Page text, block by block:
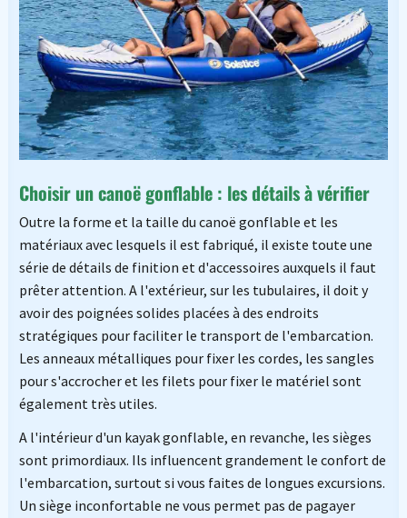
Choisir un canoë gonflable : les détails à vérifier
Outre la forme et la taille du canoë gonflable et les
matériaux avec lesquels il est fabriqué, il existe toute une
série de détails de finition et d'accessoires auxquels il faut
prêter attention. A l'extérieur, sur les tubulaires, il doit y
avoir des poignées solides placées à des endroits
stratégiques pour faciliter le transport de l'embarcation.
Les anneaux métalliques pour fixer les cordes, les sangles
pour s'accrocher et les filets pour fixer le matériel sont
également très utiles.
A l'intérieur d'un kayak gonflable, en revanche, les sièges
sont primordiaux. Ils influencent grandement le confort de
l'embarcation, surtout si vous faites de longues excursions.
Un siège inconfortable ne vous permet pas de pagayer